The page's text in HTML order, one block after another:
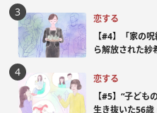
恋する
【#4】「家の
ら解放された紗
恋する
【#5】“子ど
生き抜いた56歳